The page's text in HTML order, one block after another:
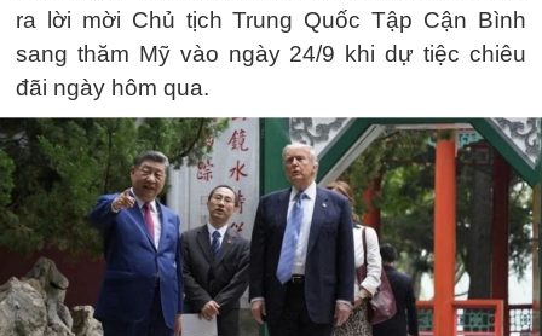
ra lời mời Chủ tịch Trung Quốc Tập Cận Bình
sang thăm Mỹ vào ngày 24/9 khi dự tiệc chiêu
đãi ngày hôm qua.